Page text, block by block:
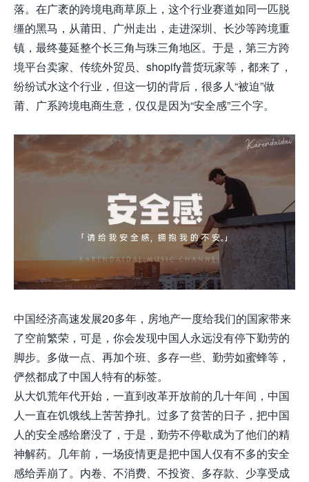
落。在广袤的跨境电商草原上，这个行业赛道如同一匹脱
缰的黑马，从莆田、广州走出，走进深圳、长沙等跨境重
镇，最终蔓延整个长三角与珠三角地区。于是，第三方跨
境平台卖家、传统外贸员、shopify普货玩家等，都来了，
纷纷试水这个行业，但这一切的背后，很多人“被迫”做
莆、广系跨境电商生意，仅仅是因为“安全感”三个字。
中国经济高速发展20多年，房地产一度给我们的国家带来
了空前繁荣，可是，你会发现中国人永远没有停下勤劳的
脚步。多做一点、再加个班、多存一些、勤劳如蜜蜂等，
俨然都成了中国人特有的标签。
从大饥荒年代开始，一直到改革开放前的几十年间，中国
人一直在饥饿线上苦苦挣扎。过多了贫苦的日子，把中国
人的安全感给磨没了，于是，勤劳不停歇成为了他们的精
神解药。几年前，一场疫情更是把中国人仅有不多的安全
感给弄崩了。内卷、不消费、不投资、多存款、少享受成